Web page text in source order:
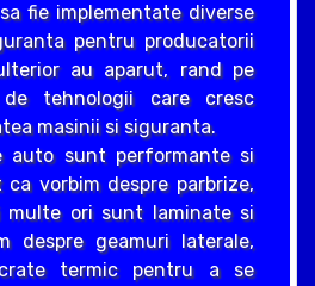
fie implementate diverse
pentru producatorii
au aparut, rand pe
tehnologii care cresc
masinii si siguranta.
auto sunt performante si
vorbim despre parbrize,
multe ori sunt laminate si
despre geamuri laterale,
termic pentru a se